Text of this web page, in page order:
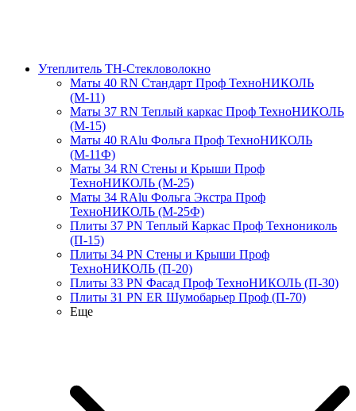
Утеплитель ТН-Стекловолокно
Маты 40 RN Стандарт Проф ТехноНИКОЛЬ
(М-11)
Маты 37 RN Теплый каркас Проф ТехноНИКОЛЬ
(М-15)
Маты 40 RAlu Фольга Проф ТехноНИКОЛЬ
(М-11Ф)
Маты 34 RN Стены и Крыши Проф
ТехноНИКОЛЬ (М-25)
Маты 34 RAlu Фольга Экстра Проф
ТехноНИКОЛЬ (М-25Ф)
Плиты 37 PN Теплый Каркас Проф Технониколь
(П-15)
Плиты 34 PN Стены и Крыши Проф
ТехноНИКОЛЬ (П-20)
Плиты 33 PN Фасад Проф ТехноНИКОЛЬ (П-30)
Плиты 31 PN ER Шумобарьер Проф (П-70)
Еще